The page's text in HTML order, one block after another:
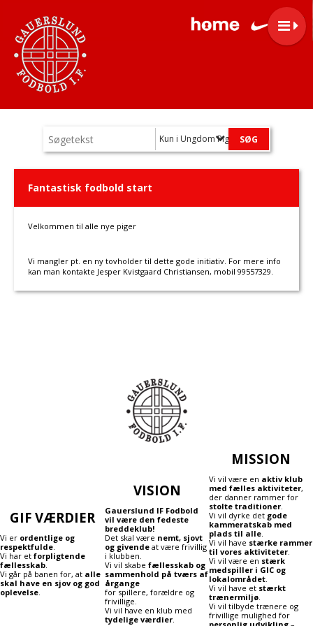
Kun i Ungdom Piger
Fantastisk fodbold start
Velkommen til alle nye piger
Vi mangler pt. en ny tovholder til dette gode initiativ. For mere info
kan man kontakte Jesper Kvistgaard Christiansen, mobil 99557329.
GIF VÆRDIER
Vi er ordentlige og
respektfulde.
Vi har et forpligtende
fællesskab.
Vi går på banen for, at alle
skal have en sjov og god
oplevelse.
VISION
Gauerslund IF Fodbold
vil være den fedeste
breddeklub!
Det skal være nemt, sjovt
og givende at være frivillig
i klubben.
Vi vil skabe fællesskab og
sammenhold på tværs af
årgange
for spillere, forældre og
frivillige.
Vi vil have en klub med
tydelige værdier.
MISSION
Vi vil være en aktiv klub
med fælles aktiviteter,
der danner rammer for
stolte traditioner.
Vi vil dyrke det gode
kammeratskab med
plads til alle.
Vi vil have stærke rammer
til vores aktiviteter.
Vi vil være en stærk
medspiller i GIC og
lokalområdet.
Vi vil have et stærkt
trænermiljø.
Vi vil tilbyde trænere og
frivillige mulighed for